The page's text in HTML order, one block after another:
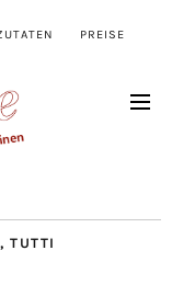
PREISE
, TUTTI